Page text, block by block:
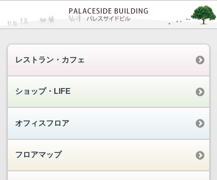
レストラン・カフェ
ショップ・LIFE
オフィスフロア
フロアマップ